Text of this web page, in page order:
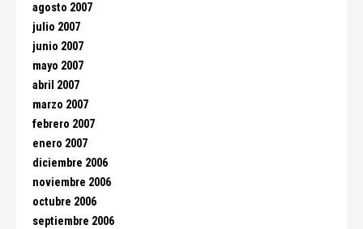
agosto 2007
julio 2007
junio 2007
mayo 2007
abril 2007
marzo 2007
febrero 2007
enero 2007
diciembre 2006
noviembre 2006
octubre 2006
septiembre 2006